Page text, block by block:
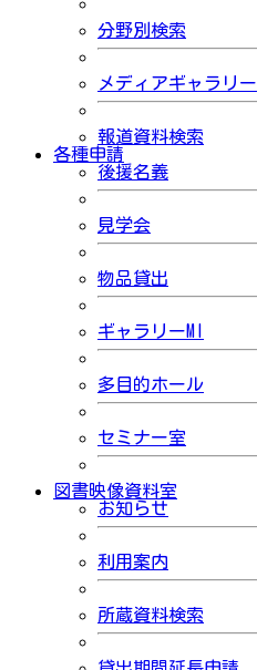
分野別検索
メディアギャラリー
報道資料検索
各種申請
後援名義
見学会
物品貸出
ギャラリーMI
多目的ホール
セミナー室
図書映像資料室
お知らせ
利用案内
所蔵資料検索